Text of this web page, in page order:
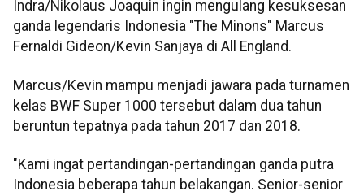
Indra/Nikolaus Joaquin ingin mengulang kesuksesan
ganda legendaris Indonesia "The Minons" Marcus
Fernaldi Gideon/Kevin Sanjaya di All England.
Marcus/Kevin mampu menjadi jawara pada turnamen
kelas BWF Super 1000 tersebut dalam dua tahun
beruntun tepatnya pada tahun 2017 dan 2018.
"Kami ingat pertandingan-pertandingan ganda putra
Indonesia beberapa tahun belakangan. Senior-senior